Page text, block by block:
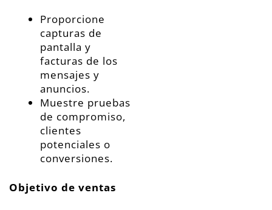
Proporcione
capturas de
pantalla y
facturas de los
mensajes y
anuncios.
Muestre pruebas
de compromiso,
clientes
potenciales o
conversiones.
Objetivo de ventas